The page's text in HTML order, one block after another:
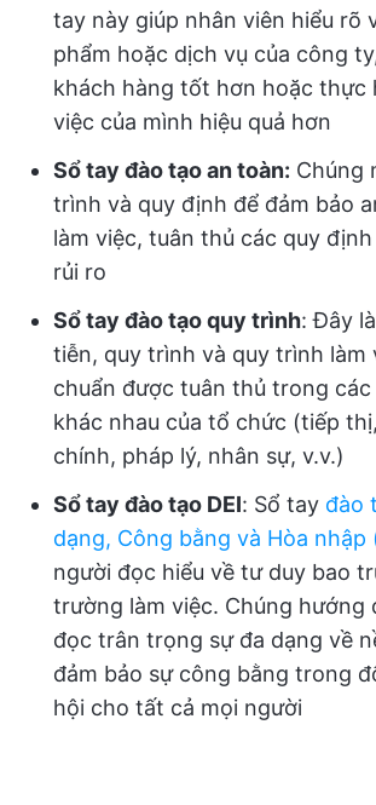
tay này giúp nhân viên hiểu rõ
phẩm hoặc dịch vụ của công
khách hàng tốt hơn hoặc thực
việc của mình hiệu quả hơn
Sổ tay đào tạo an toàn: Chúng
trình và quy định để đảm bảo
làm việc, tuân thủ các quy
rủi ro
Sổ tay đào tạo quy trình: Đây
tiễn, quy trình và quy trình làm
chuẩn được tuân thủ trong
khác nhau của tổ chức (tiếp
chính, pháp lý, nhân sự, v.v.)
Sổ tay đào tạo DEI: Sổ tay đào
dạng, Công bằng và Hòa nhập
người đọc hiểu về tư duy bao
trường làm việc. Chúng hướng
đọc trân trọng sự đa dạng về
đảm bảo sự công bằng trong
hội cho tất cả mọi người